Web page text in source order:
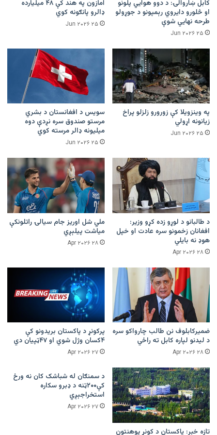
کابل ښاروالۍ: د دوو هوايي پلونو
او څلورو دایروي رېمپونو د جوړولو
طرحه نهایي شوې
۲۵ Jun ۲۰۲۶
امازون په هند کې ۴۸ میلیارده
ډالرو پانګونه کوي
۲۵ Jun ۲۰۲۶
په وینزویلا کې زورورو زلزلو پراخ
زیانونه اړولي
۲۵ Jun ۲۰۲۶
سویس د افغانستان د بشري
مرستو صندوق سره نږدې دوه
میلیونه ډالر مرسته کوي
۲۵ Jun ۲۰۲۶
د طالبانو د لوړو زده کړو وزیر:
افغانان زخمونو سره عادت او خپل
هوډ نه بایلي
۲۸ Apr ۲۰۲۶
ملي شل اوریز جام سیالۍ راتلونکې
میاشت پیلېږي
۲۸ Apr ۲۰۲۶
ضمیرکابلوف نن طالب چارواکو سره
د لیدنو لپاره کابل ته راځي
۲۸ Apr ۲۰۲۶
پرکونړ د پاکستان بریدونو کې
۴کسان وژل شوي او ۴۷ټپیان دي
۲۷ Apr ۲۰۲۶
تازه خبر: پاکستان د کونړ پوهنتون
د سمنګان له شباشک کان نه ورځ
کې۲۰۰ټنه د ډبرو سکاره
استخراجېږي
۲۷ Apr ۲۰۲۶